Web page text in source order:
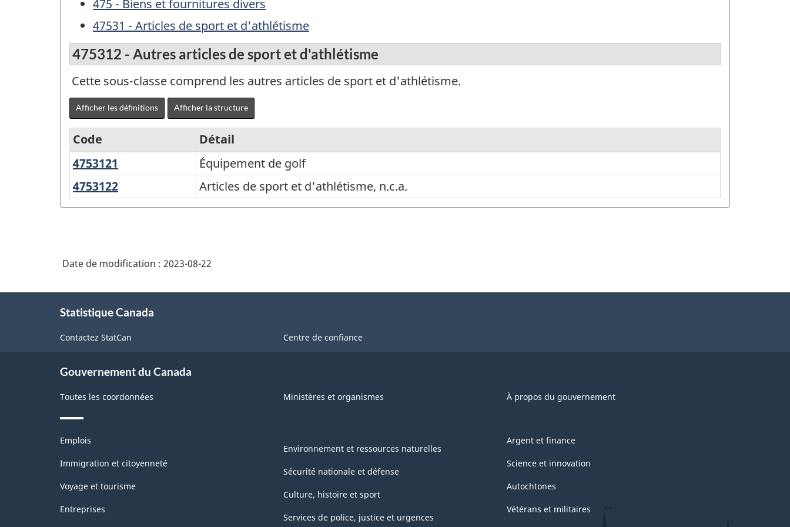
475 - Biens et fournitures divers
47531 - Articles de sport et d'athlétisme
475312 - Autres articles de sport et d'athlétisme
Cette sous-classe comprend les autres articles de sport et d'athlétisme.
Afficher les définitions Afficher la structure
Variante
du
SCPAN
version
Indice
des
des
produits
industriels
(IPPI)
-
de
la
Code
Détail
4753121
de
golf
Équipement de golf
4753122
de
n.c.a.
Articles de sport et d'athlétisme, n.c.a.
Date de modification : 2023-08-22
Statistique Canada
Contactez StatCan Centre de confiance
Gouvernement du Canada
Toutes les coordonnées Ministères et organismes À propos du gouvernement
Thèmes
sujets
Emplois
Immigration et citoyenneté
Voyage et tourisme
Entreprises
Environnement et ressources naturelles
Sécurité nationale et défense
Culture, histoire et sport
Services de police, justice et urgences
Argent et finance
Science et innovation
Autochtones
Vétérans et militaires